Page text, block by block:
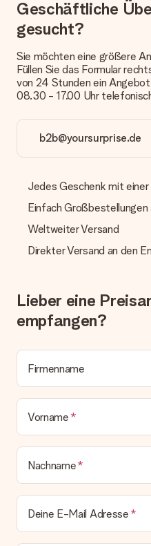
Welche Lieferoptionen
Derzeit können wir (noch)
anbieten. Das Geschenk,
oder Päckchen geliefert
Kundenservice.
Zahlung
Wie kann ich meine
Wir bieten die folgenden
mit normaler Überweisung,
Kreditkarte oder auf
Geschenks jedoch um 3
Geschenk empfangen
Was, wenn das Geschenk
erfüllt?
Lösungsvorschlag
Wird die Rechnung mit der
Lieferschein. Die Rechnung
zeitgleich mit der
bleibt eine echte Überraschung!
Geschäftliche
gesucht?
Sie möchten eine größere
Füllen Sie das Formular
von 24 Stunden ein
08.30 - 17.00 Uhr
b2b@yoursurprise.de
Jedes Geschenk mit
Einfach
Weltweiter Versand
Direkter Versand an den
Lieber eine
empfangen?
Firmenname
Vorname
Nachname
Deine E-Mail Adresse